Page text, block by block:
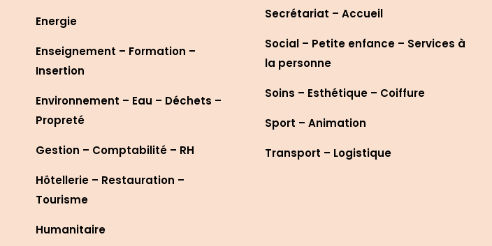
Energie
Enseignement – Formation –
Insertion
Environnement – Eau – Déchets –
Propreté
Gestion – Comptabilité – RH
Hôtellerie – Restauration –
Tourisme
Humanitaire
Secrétariat – Accueil
Social – Petite enfance – Services à
la personne
Soins – Esthétique – Coiffure
Sport – Animation
Transport – Logistique